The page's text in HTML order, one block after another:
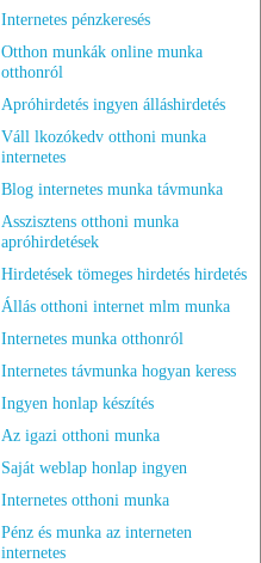
Internetes pénzkeresés
Otthon munkák online munka
otthonról
Apróhirdetés ingyen álláshirdetés
Váll lkozókedv otthoni munka
internetes
Blog internetes munka távmunka
Asszisztens otthoni munka
apróhirdetések
Hirdetések tömeges hirdetés hirdetés
Állás otthoni internet mlm munka
Internetes munka otthonról
Internetes távmunka hogyan keress
Ingyen honlap készítés
Az igazi otthoni munka
Saját weblap honlap ingyen
Internetes otthoni munka
Pénz és munka az interneten
internetes